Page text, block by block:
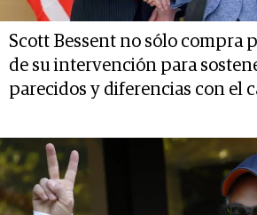
Scott Bessent no sólo compra
de su intervención para
parecidos y diferencias con el